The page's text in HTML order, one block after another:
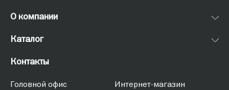
О компании
Каталог
Контакты
Головной офис
Интернет-магазин